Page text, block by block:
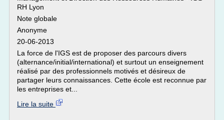
RH Lyon
Note globale
Anonyme
20-06-2013
La force de l'IGS est de proposer des parcours divers
(alternance/initial/international) et surtout un enseignement
réalisé par des professionnels motivés et désireux de
partager leurs connaissances. Cette école est reconnue par
les entreprises et...
Lire la suite